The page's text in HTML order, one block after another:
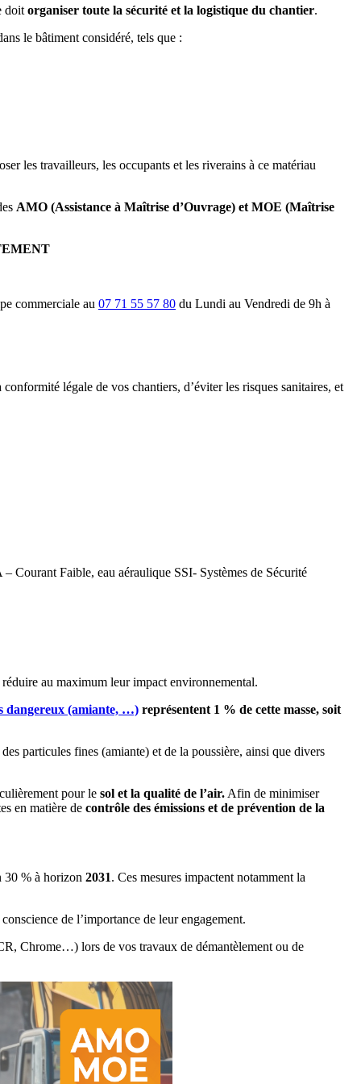
doit organiser toute la sécurité et la logistique du chantier.
le bâtiment considéré, tels que :
les travailleurs, les occupants et les riverains à ce matériau
AMO (Assistance à Maîtrise d’Ouvrage) et MOE (Maîtrise
commerciale au 07 71 55 57 80 du Lundi au Vendredi de 9h à
légale de vos chantiers, d’éviter les risques sanitaires, et
Courant Faible, eau aéraulique SSI- Systèmes de Sécurité
au maximum leur impact environnemental.
dangereux (amiante, …) représentent 1 % de cette masse, soit
particules fines (amiante) et de la poussière, ainsi que divers
pour le sol et la qualité de l’air.Afin de minimiser
en matière de contrôle des émissions et de prévention de la
30 % à horizon 2031. Ces mesures impactent notamment la
conscience de l’importance de leur engagement.
Chrome…) lors de vos travaux de démantèlement ou de